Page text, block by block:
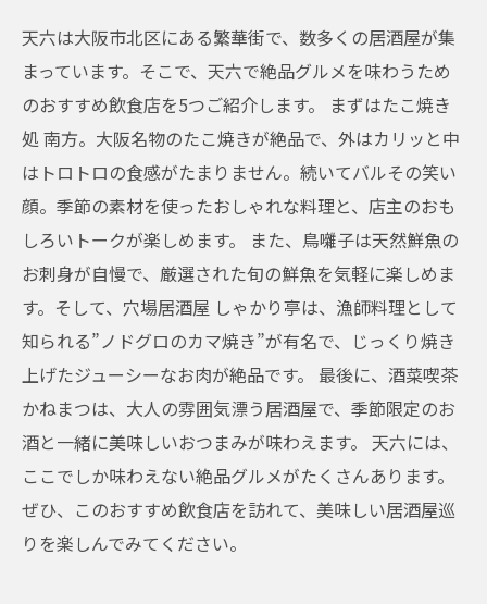
天六は大阪市北区にある繁華街で、数多くの居酒屋が集
まっています。そこで、天六で絶品グルメを味わうため
のおすすめ飲食店を5つご紹介します。 まずはたこ焼き
処 南方。大阪名物のたこ焼きが絶品で、外はカリッと中
はトロトロの食感がたまりません。続いてバルその笑い
顔。季節の素材を使ったおしゃれな料理と、店主のおも
しろいトークが楽しめます。 また、鳥囃子は天然鮮魚の
お刺身が自慢で、厳選された旬の鮮魚を気軽に楽しめま
す。そして、穴場居酒屋 しゃかり亭は、漁師料理として
知られる”ノドグロのカマ焼き”が有名で、じっくり焼き
上げたジューシーなお肉が絶品です。 最後に、酒菜喫茶
かねまつは、大人の雰囲気漂う居酒屋で、季節限定のお
酒と一緒に美味しいおつまみが味わえます。 天六には、
ここでしか味わえない絶品グルメがたくさんあります。
ぜひ、このおすすめ飲食店を訪れて、美味しい居酒屋巡
りを楽しんでみてください。